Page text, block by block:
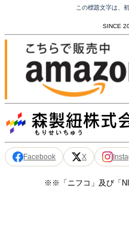
この標題文字は、
SINCE
Facebook X
※※「ニフコ」及び「NI